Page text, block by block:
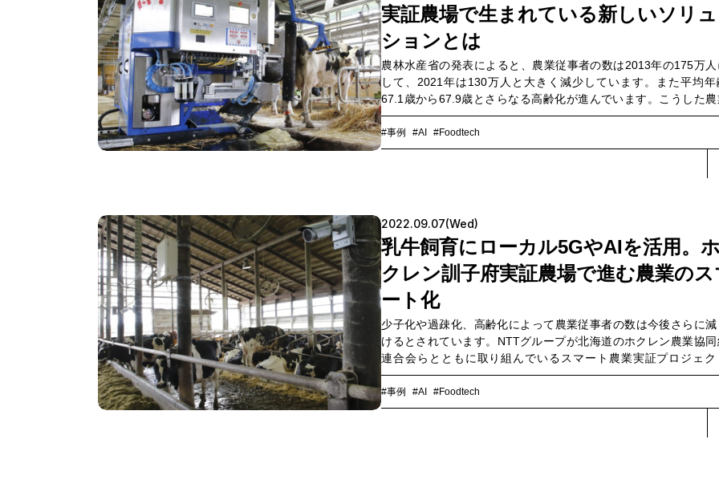
実証農場で生まれている新しいソリ
ションとは
農林水産省の発表によると、農業従事者の数は2013年の175万
して、2021年は130万人と大きく減少しています。また平均年
67.1歳から67.9歳とさらなる高齢化が進んでいます。こうした
担い手不足と高齢化を背景に、北海道のホクレン農業協同組合
は、NTTグループを含む7組織の産学官連携で、スマート農業実
ジェクトを進めています。農業が直面する課題をデジタルでど
#事例 #AI #Foodtech
2022.09.07(Wed)
乳牛飼育にローカル5GやAIを活用。
クレン訓子府実証農場で進む農業のス
ート化
少子化や過疎化、高齢化によって農業従事者の数は今後さらに
けるとされています。NTTグループが北海道のホクレン農業協
連合会らとともに取り組んでいるスマート農業実証プロジェク
は、ICTの活用によって農作業の効率化や省人化を進めています
実験が行われているホクレン訓子府実証農場にて、ホクレン農
組合連合会とNTTコミュニケーションズの2社に話を聞きました。
#事例 #AI #Foodtech